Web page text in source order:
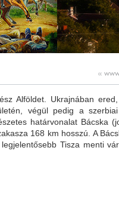
‹‹
Alföldet. Ukrajnában
végül pedig a
határvonalat Bácska
168 km hosszú. A
Tisza menti